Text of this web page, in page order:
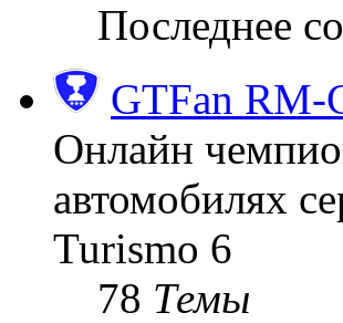
Последнее
GTFan RM-
Онлайн
автомобилях
Turismo 6
78 Темы